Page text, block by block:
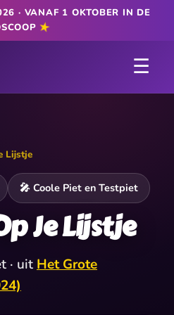
· VANAF 1 OKTOBER IN DE
★
☰
Lijstje
🎤 Coole Piet en Testpiet
Je Lijstje
· uit Het Grote